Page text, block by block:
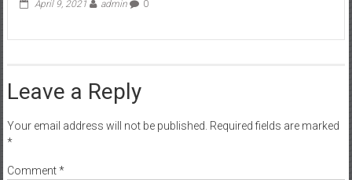
April 9, 2021 admin 0
Leave a Reply
Your email address will not be published. Required fields are marked
*
Comment*